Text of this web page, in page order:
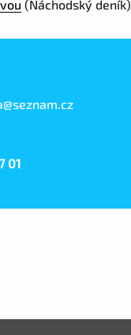
(Náchodský deník)
01